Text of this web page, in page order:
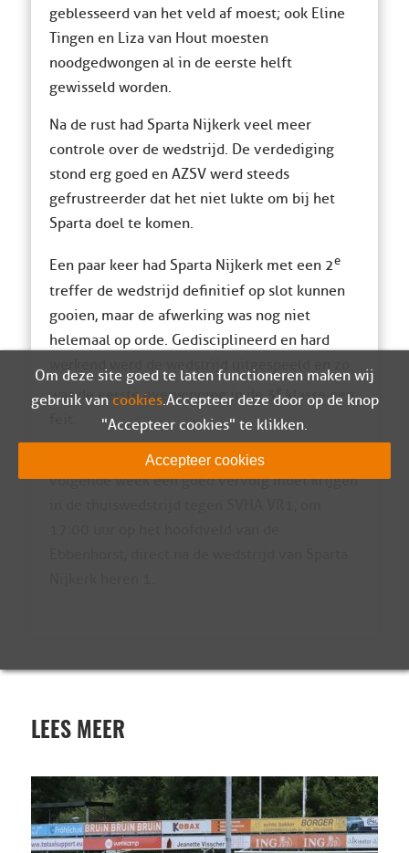
geblesseerd van het veld af moest; ook Eline
Tingen en Liza van Hout moesten
noodgedwongen al in de eerste helft
gewisseld worden.
Na de rust had Sparta Nijkerk veel meer
controle over de wedstrijd. De verdediging
stond erg goed en AZSV werd steeds
gefrustreerder dat het niet lukte om bij het
Sparta doel te komen.
Een paar keer had Sparta Nijkerk met een 2e
treffer de wedstrijd definitief op slot kunnen
gooien, maar de afwerking was nog niet
helemaal op orde. Gedisciplineerd en hard
was de eerste overwinning in de 3 klasse een
Een mooi begin van de competitie, dat
volgende week een goed vervolg moet krijgen
LEES MEER
Om deze site goed te laten functioneren maken wij
gebruik van cookies. Accepteer deze door op de knop
"Accepteer cookies" te klikken.
Accepteer cookies